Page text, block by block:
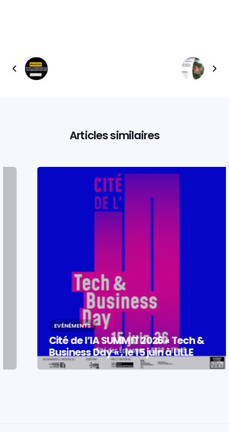
Articles similaires
EVÉNÉMENTS
Cité de l’IA SUMMIT 2026 « Tech &
Business Day « , le 15 juin à LILLE